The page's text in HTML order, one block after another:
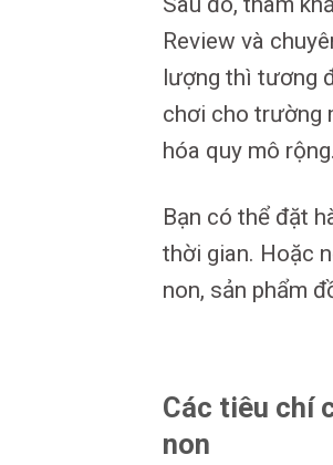
Review và
lượng thì tương
chơi cho trường
hóa quy mô
Bạn có thể đặt
thời gian. Hoặc
non, sản phẩm
Các tiêu chí
non